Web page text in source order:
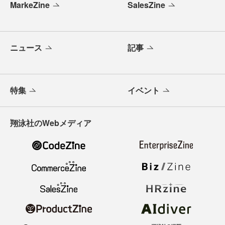
MarkeZine SalesZine
ニュース 記事
特集 イベント
翔泳社のWebメディア